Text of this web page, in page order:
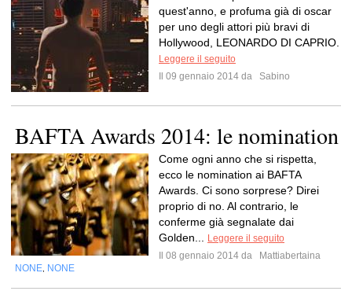
quest'anno, e profuma già di oscar
per uno degli attori più bravi di
Hollywood, LEONARDO DI CAPRIO.
Leggere il seguito
Il 09 gennaio 2014 da
Sabino
BAFTA Awards 2014: le nomination
Come ogni anno che si rispetta,
ecco le nomination ai BAFTA
Awards. Ci sono sorprese? Direi
proprio di no. Al contrario, le
conferme già segnalate dai
Golden...
Leggere il seguito
Il 08 gennaio 2014 da
Mattiabertaina
NONE NONE